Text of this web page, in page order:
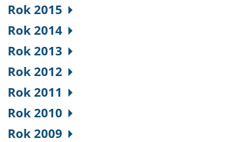
Rok 2015
Rok 2014
Rok 2013
Rok 2012
Rok 2011
Rok 2010
Rok 2009